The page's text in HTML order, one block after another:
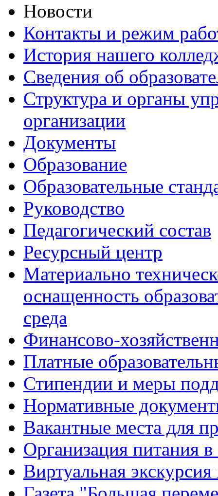
Новости
Контакты и режим
История нашего
Сведения об
Структура и органы
организации
Документы
Образование
Образовательные
Руководство
Педагогический состав
Ресурсный центр
Материально
оснащенность
среда
Финансово-
Платные
Стипендии и меры
Нормативные
Вакантные места для
Организация питания в
Виртуальная